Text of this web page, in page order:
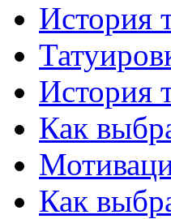
История
История
Как
Как